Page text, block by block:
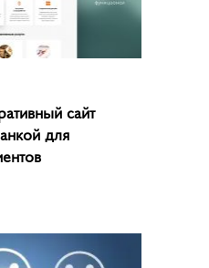
сайт
для